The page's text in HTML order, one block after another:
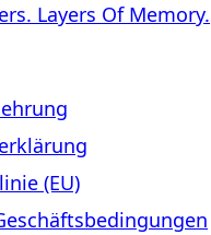
Layers Of Memory.
(EU)